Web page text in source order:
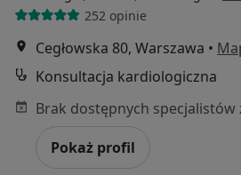
252 opinie
Cegłowska 80, Warszawa •
Konsultacja kardiologiczna
Pokaż profil